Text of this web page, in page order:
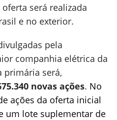
será realizada
e no exterior.
pela
companhia elétrica da
primária será,
novas ações. No
ações da oferta inicial
um lote suplementar de